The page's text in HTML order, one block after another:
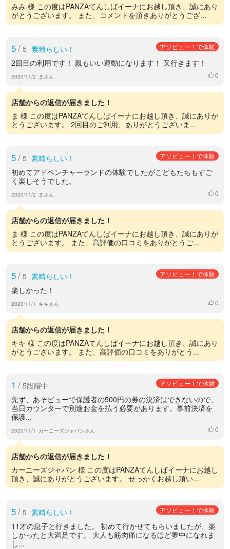
みみ 様 この度はPANZAてんしばイーナにお越し頂き、誠にあり
がとうございます。 また、コメントを頂きありがとうござ...
5/ 5 素晴らしい！ アソビュー！で体験
2回目の利用です！ 親もいい運動になります！ 又行きます！
2020/11/2 まさん いいね
0
店舗からの返信が届きました！
ま 様 この度はPANZAてんしばイーナにお越し頂き、誠にありが
とうございます。 2回目のご利用、ありがとうございま...
5/ 5 素晴らしい！ アソビュー！で体験
初めてアドベンチャーランドの体験でしたがこどもたちもすご
く楽しそうでした。
2020/11/2 まさん いいね
0
店舗からの返信が届きました！
ま 様 この度はPANZAてんしばイーナにお越し頂き、誠にありが
とうございます。 また、高評価の口コミをありがとうご...
5/ 5 素晴らしい！ アソビュー！で体験
楽しかった！
2020/11/1 キキさん いいね
0
店舗からの返信が届きました！
キキ 様 この度はPANZAてんしばイーナにお越し頂き、誠にあり
がとうございます。 また、高評価の口コミをありがとう...
1 / 5段階中 アソビュー！で体験
先ず、あそビューで保護者の500円の券の決済はできないので、
当日カウンターで別途お金を払う必要があります。事前決済を
保護...
2020/11/1 カーニーズジャパンさん いいね
0
店舗からの返信が届きました！
カーニーズジャパン 様 この度はPANZAてんしばイーナにお越し
頂き、誠にありがとうございます。 せっかくお越し頂い...
5/ 5 素晴らしい！ アソビュー！で体験
11才の息子と行きました。 初めて行かせてもらいましたが、楽
しかったと大満足です。 大人も筋肉痛になるほど夢中になれま
し...